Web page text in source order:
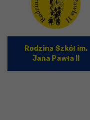
Rodzina Szkół im.
Jana Pawła II